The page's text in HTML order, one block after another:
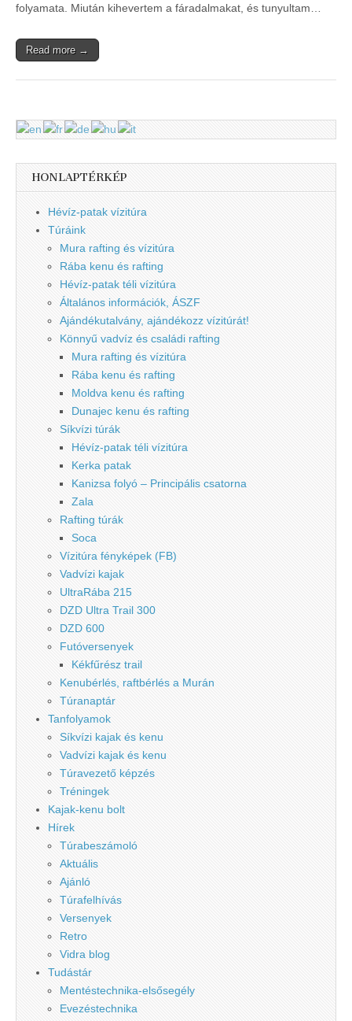
folyamata. Miután kihevertem a fáradalmakat, és tunyultam…
Read more →
HONLAPTÉRKÉP
Hévíz-patak vízitúra
Túráink
Mura rafting és vízitúra
Rába kenu és rafting
Hévíz-patak téli vízitúra
Általános információk, ÁSZF
Ajándékutalvány, ajándékozz vízitúrát!
Könnyű vadvíz és családi rafting
Mura rafting és vízitúra
Rába kenu és rafting
Moldva kenu és rafting
Dunajec kenu és rafting
Síkvízi túrák
Hévíz-patak téli vízitúra
Kerka patak
Kanizsa folyó – Principális csatorna
Zala
Rafting túrák
Soca
Vízitúra fényképek (FB)
Vadvízi kajak
UltraRába 215
DZD Ultra Trail 300
DZD 600
Futóversenyek
Kékfűrész trail
Kenubérlés, raftbérlés a Murán
Túranaptár
Tanfolyamok
Síkvízi kajak és kenu
Vadvízi kajak és kenu
Túravezető képzés
Tréningek
Kajak-kenu bolt
Hírek
Túrabeszámoló
Aktuális
Ajánló
Túrafelhívás
Versenyek
Retro
Vidra blog
Tudástár
Mentéstechnika-elsősegély
Evezéstechnika